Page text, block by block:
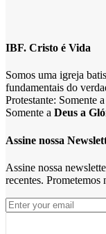
IBF. Cristo é Vida
Somos uma igreja
fundamentais do
Protestante: Somente a
Somente a Deus a
Assine nossa
Assine nossa
recentes. Prometemos